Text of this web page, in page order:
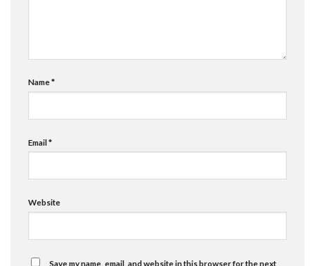
Name*
Email*
Website
Save my name, email, and website in this browser for the next